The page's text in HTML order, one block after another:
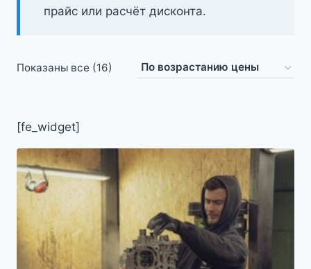
прайс или расчёт дисконта.
Показаны все (16) Цены:
[fe_widget]